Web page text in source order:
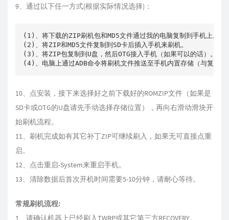
9、通过以下任一方式(根据实际情况选择)：
(1)、将下载的ZIP刷机包和MD5文件通过我的电脑复制到手机上。
(2)、将ZIP和MD5文件复制到SD卡后插入手机来刷机。
(3)、将ZIP包复制到U盘，然后OTG接入手机（如果可以的话）。
(4)、电脑上通过ADB命令将刷机文件推送至手机内置存储（与
10、点安装，接下来选择好之前下载好的ROMZIP文件（如果是
SD卡或OTG的U盘请先手动选择存储位置），再向右滑动滑块开
始刷机流程。
11、刷机完成如有其它补丁ZIP可继续刷入，如果无可直接点重
启。
12、点击重启-System来重启手机。
13、清除数据后首次开机时间需要5-10分钟，请耐心等待。
常规刷机流程:
1、请确认机器上已经刷入TWRP或其它第三方RECOVERY。